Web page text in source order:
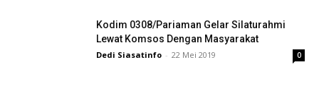
Kodim 0308/Pariaman Gelar Silaturahmi
Lewat Komsos Dengan Masyarakat
Dedi Siasatinfo - 22 Mei 2019 0